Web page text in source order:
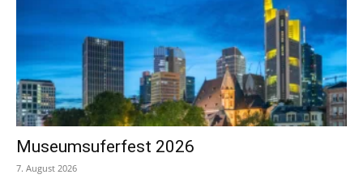
Museumsuferfest 2026
7. August 2026